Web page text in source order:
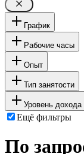
График
Рабочие часы
Опыт
Тип занятости
Уровень дохода
Ещё фильтры
По